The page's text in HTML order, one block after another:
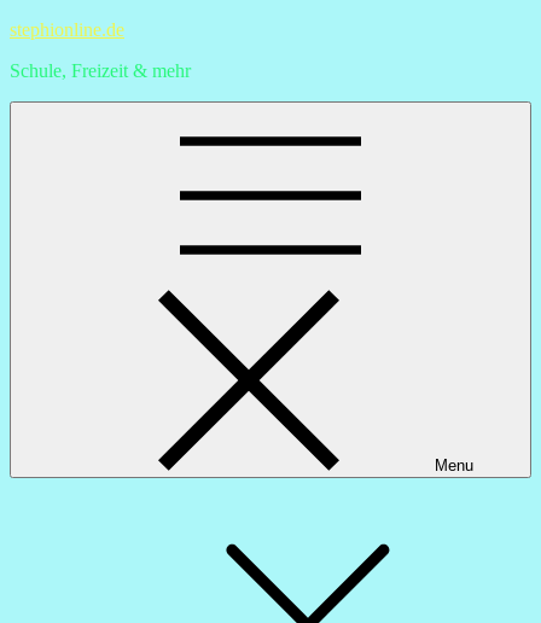
Skip
content
stephionline.de
Schule, Freizeit & mehr
Menu